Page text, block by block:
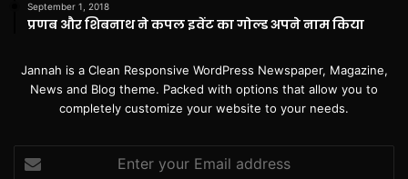
September 1, 2018
प्रणब और शिबनाथ ने कपल इवेंट का गोल्ड अपने नाम किया
Jannah is a Clean Responsive WordPress Newspaper, Magazine,
News and Blog theme. Packed with options that allow you to
completely customize your website to your needs.
Enter
your